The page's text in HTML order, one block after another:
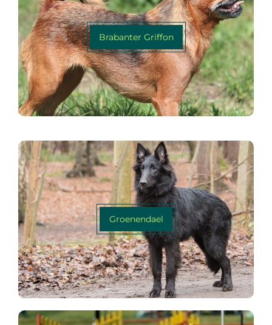
Brabanter Griffon
Groenendael